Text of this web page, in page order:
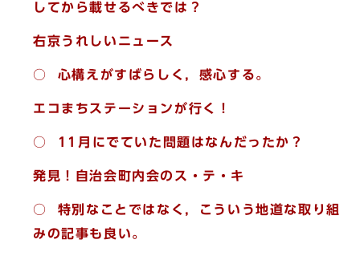
してから載せるべきでは？
右京うれしいニュース
○ 心構えがすばらしく，感心する。
エコまちステーションが行く！
○ 11月にでていた問題はなんだったか？
発見！自治会町内会のス・テ・キ
○ 特別なことではなく，こういう地道な取り組
みの記事も良い。